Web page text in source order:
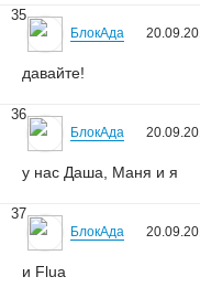
35
БлокАда
давайте!
36
БлокАда
у нас Даша, Маня и я
37
БлокАда
и Flua